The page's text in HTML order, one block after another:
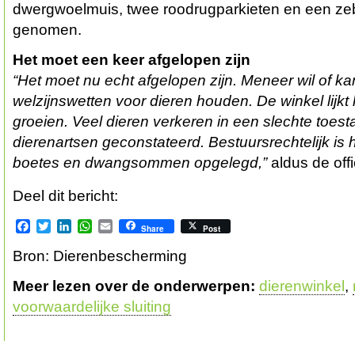
dwergwoelmuis, twee roodrugparkieten en een
genomen.
Het moet een keer afgelopen zijn
“Het moet nu echt afgelopen zijn. Meneer wil of
welzijnswetten voor dieren houden. De winkel
groeien. Veel dieren verkeren in een slechte
dierenartsen geconstateerd. Bestuursrechtelijk is
boetes en dwangsommen opgelegd,”aldus de
Deel dit bericht:
Facebook
TwitterLinkedInWhatsApp
EmailShare Post
Bron: Dierenbescherming
Meer lezen over de onderwerpen: dierenwinkel ,
voorwaardelijke sluiting